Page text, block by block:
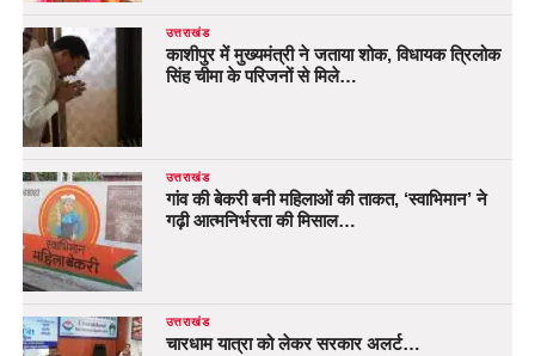
उत्तराखंड
काशीपुर में मुख्यमंत्री ने जताया शोक, विधायक त्रिलोक
सिंह चीमा के परिजनों से मिले…
उत्तराखंड
गांव की बेकरी बनी महिलाओं की ताकत, ‘स्वाभिमान’ ने
गढ़ी आत्मनिर्भरता की मिसाल…
उत्तराखंड
चारधाम यात्रा को लेकर सरकार अलर्ट…